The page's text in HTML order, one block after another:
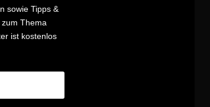
sowie Tipps &
Thema
ist kostenlos